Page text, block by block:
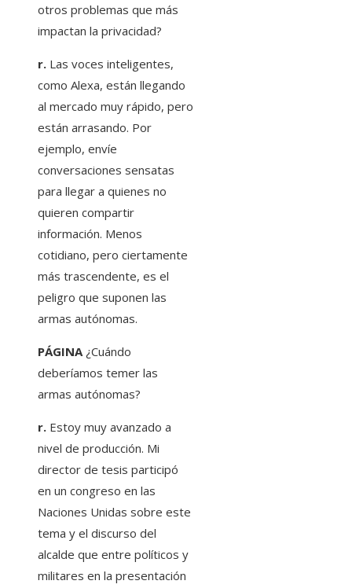
otros problemas que más
impactan la privacidad?
r. Las voces inteligentes,
como Alexa, están llegando
al mercado muy rápido, pero
están arrasando. Por
ejemplo, envíe
conversaciones sensatas
para llegar a quienes no
quieren compartir
información. Menos
cotidiano, pero ciertamente
más trascendente, es el
peligro que suponen las
armas autónomas.
PÁGINA¿Cuándo
deberíamos temer las
armas autónomas?
r. Estoy muy avanzado a
nivel de producción. Mi
director de tesis participó
en un congreso en las
Naciones Unidas sobre este
tema y el discurso del
alcalde que entre políticos y
militares en la presentación